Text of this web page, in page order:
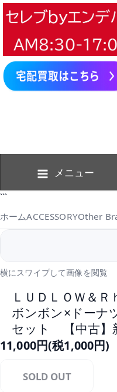
メニュー
```
ホームACCESSORYOther
横にスワイプして画像を閲覧
ＬＵＤＬＯＷ＆
ボンボン×ドーナ
セット 【中古】
11,000円(税1,000円)
SOLD OUT